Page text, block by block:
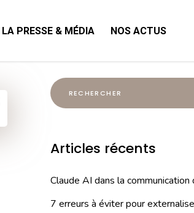
LA PRESSE & MÉDIA NOS ACTUS
Articles récents
Claude AI dans la communication
7 erreurs à éviter pour